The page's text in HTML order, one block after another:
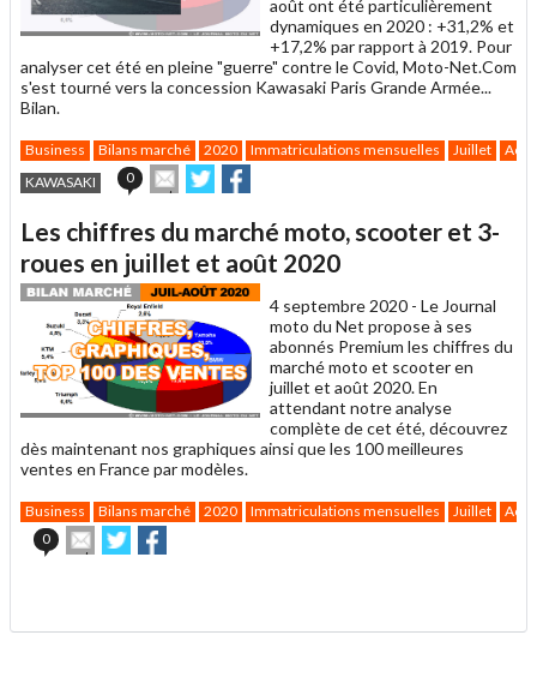
août ont été particulièrement
dynamiques en 2020 : +31,2% et
+17,2% par rapport à 2019. Pour
analyser cet été en pleine "guerre" contre le Covid, Moto-Net.Com
s'est tourné vers la concession Kawasaki Paris Grande Armée...
Bilan.
Business Bilans marché 2020 Immatriculations mensuelles Juillet
Août
KAWASAKI
0
Envoyer
cet
à
un
ami
Partager
sur sur
Les chiffres du marché moto, scooter et 3-
roues en juillet et août 2020
4 septembre 2020 - Le Journal
moto du Net propose à ses
abonnés Premium les chiffres du
marché moto et scooter en
juillet et août 2020. En
attendant notre analyse
complète de cet été, découvrez
dès maintenant nos graphiques ainsi que les 100 meilleures
ventes en France par modèles.
Business Bilans marché 2020 Immatriculations mensuelles Juillet
Août
0
Envoyer
cet
ami
Partager
sur sur